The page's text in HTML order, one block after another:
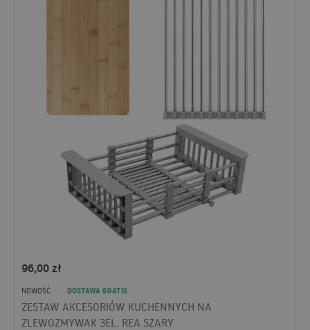
96,00zł
NOWOŚĆ
DOSTAWA GRATIS
ZESTAW AKCESORIÓW KUCHENNYCH NA
ZLEWOZMYWAK 3EL. REA SZARY